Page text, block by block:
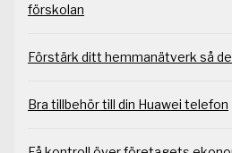
förskolan
Förstärk ditt hemmanätverk så
Bra tillbehör till din Huawei telefon